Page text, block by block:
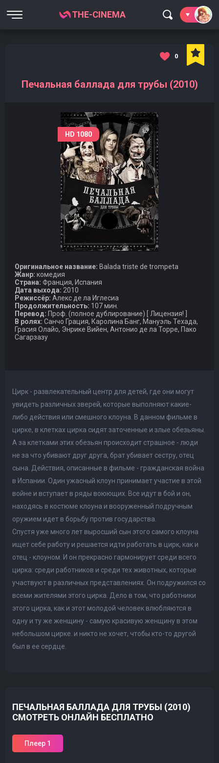
THE-CINEMA
Печальная баллада для трубы (2010)
0
HD 1080
Оригинальное название: Balada triste de trompeta
Жанр: комедия
Страна: Франция, Испания
Дата выхода: 2010
Режиссёр: Алекс де ла Иглесиа
Продолжительность: 107 мин.
Перевод: Проф. (полное дублирование) [ Лицензия! ]
В ролях: Санчо Грация, Каролина Банг, Мануэль Техада,
Грасия Олайо, Энрике Вийен, Антонио де ла Торре, Пако
Сагарзазу
Цирк - развлекательный центр для детей, где они могут
увидеть различных зверей, которые выполняют какие-
либо действия или смешного клоуна. В данном фильме в
цирке, в клетках цирка сидят заточенные и злые обезьяны.
А за клетками этих обезьян происходит страшное - люди
не за что убивают друг друга, брат убивает сестру, отец
сына. Действия, описанные в фильме - гражданская война
в Испании. Один ужасный клоун принимает участие в этой
войне и вступает в ряды воюющих. Все идут в бой и он,
находясь в костюме клоуна и вооруженный подручным
оружием идет в борьбу против государства.
Спустя уже много лет выросший сын этого самого клоуна
ищет себе работу и решается идти работать в цирк, как и
отец - клоуном. И он прекрасно гармонирует среди всего
цирка: среди работников и среди тех животных, которые
участвуют в различных представлениях. Он подружился со
всеми жителями этого цирка. Дело в том, что работники
этого цирка, как и этот молодой человек влюбляются в
одну и ту же женщину - самую красивую женщину в этом
небольшом цирке. и никто не хочет, чтобы кто-то другой
был в ее сердце.
ПЕЧАЛЬНАЯ БАЛЛАДА ДЛЯ ТРУБЫ (2010)
СМОТРЕТЬ ОНЛАЙН БЕСПЛАТНО
Плеер 1